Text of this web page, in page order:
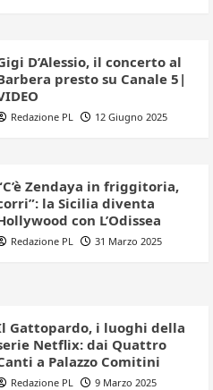
D’Alessio, il concerto al
presto su Canale 5|
Redazione PL 12 Giugno 2025
Zendaya in friggitoria,
la Sicilia diventa
con L’Odissea
Redazione PL 31 Marzo 2025
Gattopardo, i luoghi della
Netflix: dai Quattro
a Palazzo Comitini
Redazione PL 9 Marzo 2025